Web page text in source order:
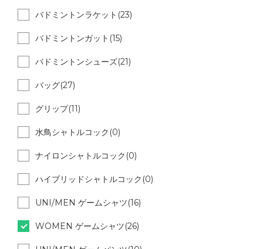
バドミントンラケット(23)
バドミントンガット(15)
バドミントンシューズ(21)
バッグ(27)
グリップ(11)
水鳥シャトルコック(0)
ナイロンシャトルコック(0)
ハイブリッドシャトルコック(0)
UNI/MEN ゲームシャツ(16)
WOMEN ゲームシャツ(26)